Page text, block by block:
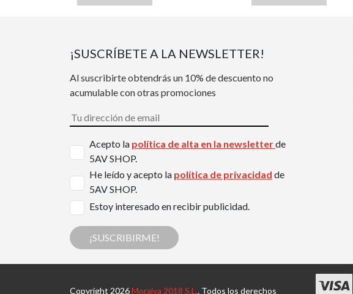
¡SUSCRÍBETE A LA NEWSLETTER!
Al suscribirte obtendrás un 10% de descuento no
acumulable con otras promociones
Acepto la política de alta en la newsletterde
5AV SHOP.
He leído y acepto la política de privacidad de
5AV SHOP.
Estoy interesado en recibir publicidad.
¡SUSCRIBIRME!
Copyright 2026Moraiva 2018 S.L.. Todos los derechos